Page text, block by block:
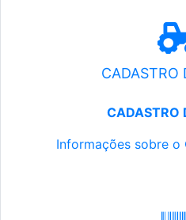
CADASTRO
CADASTRO
Informações sobre o